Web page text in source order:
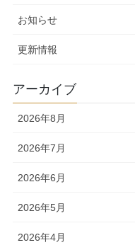
お知らせ
更新情報
アーカイブ
2026年8月
2026年7月
2026年6月
2026年5月
2026年4月